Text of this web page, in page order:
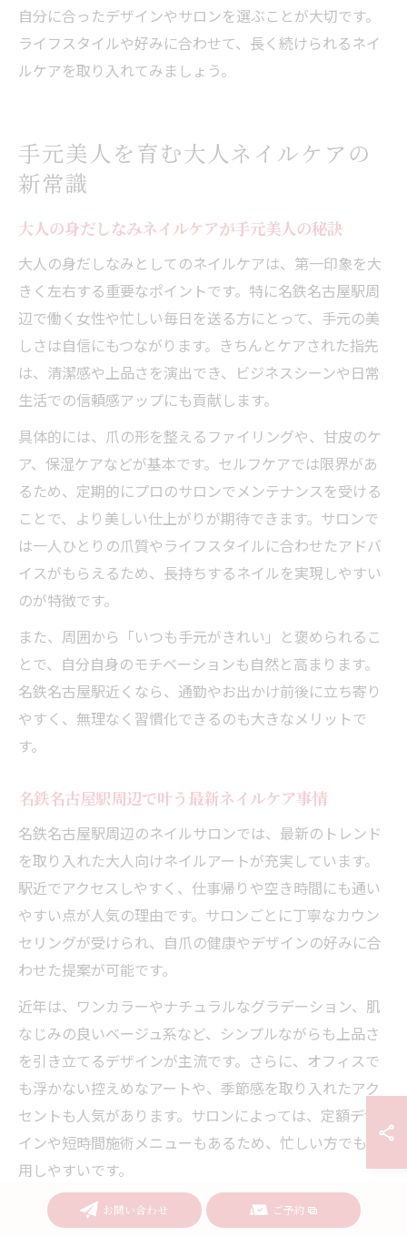
自分に合ったデザインやサロンを選ぶことが大切です。
ライフスタイルや好みに合わせて、長く続けられるネイ
ルケアを取り入れてみましょう。
手元美人を育む大人ネイルケアの
新常識
大人の身だしなみネイルケアが手元美人の秘訣
大人の身だしなみとしてのネイルケアは、第一印象を大
きく左右する重要なポイントです。特に名鉄名古屋駅周
辺で働く女性や忙しい毎日を送る方にとって、手元の美
しさは自信にもつながります。きちんとケアされた指先
は、清潔感や上品さを演出でき、ビジネスシーンや日常
生活での信頼感アップにも貢献します。
具体的には、爪の形を整えるファイリングや、甘皮のケ
ア、保湿ケアなどが基本です。セルフケアでは限界があ
るため、定期的にプロのサロンでメンテナンスを受ける
ことで、より美しい仕上がりが期待できます。サロンで
は一人ひとりの爪質やライフスタイルに合わせたアドバ
イスがもらえるため、長持ちするネイルを実現しやすい
のが特徴です。
また、周囲から「いつも手元がきれい」と褒められるこ
とで、自分自身のモチベーションも自然と高まります。
名鉄名古屋駅近くなら、通勤やお出かけ前後に立ち寄り
やすく、無理なく習慣化できるのも大きなメリットで
す。
名鉄名古屋駅周辺で叶う最新ネイルケア事情
名鉄名古屋駅周辺のネイルサロンでは、最新のトレンド
を取り入れた大人向けネイルアートが充実しています。
駅近でアクセスしやすく、仕事帰りや空き時間にも通い
やすい点が人気の理由です。サロンごとに丁寧なカウン
セリングが受けられ、自爪の健康やデザインの好みに合
わせた提案が可能です。
近年は、ワンカラーやナチュラルなグラデーション、肌
なじみの良いベージュ系など、シンプルながらも上品さ
を引き立てるデザインが主流です。さらに、オフィスで
も浮かない控えめなアートや、季節感を取り入れたアク
セントも人気があります。サロンによっては、定額デザ
インや短時間施術メニューもあるため、忙しい方でも利
用しやすいです。
最新のケア技術として、爪を傷めにくいオフ方法や、持
お問い合わせ ご予約